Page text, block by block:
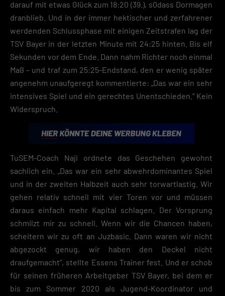
darauf mit etwas Glück zum 18:20 (39.), s0dass Dormagen
dranblieb. Und in der immer hektischer und zerfahrener
werdenden Schlussphase mit einigen Zeitstrafen lag der
TSV Bayer in der letzten Minute mit 24:25 hinten. Bis elf
Sekunden vor dem Ende. Dann nahm Richter noch einmal
Maß – und traf zum 25:25-Endstand, den er wenig später
angenehm unaufgeregt kommentierte: „Das war ein sehr
intensives Spiel und ein gerechtes Unentschieden.“ Kein
Widerspruch.
TuSEM-Coach Naji ordnete das Geschehen gewohnt
sachlich ein. „Das war ein sehr abwehrdominantes Spiel
und in der zweiten Halbzeit auch sehr torwartlastig. Wir
gehen relativ schnell mit vier Toren vor und müssen
daraus einfach mehr Kapital schlagen. Der Vorsprung
schmilzt mir zu schnell. Wenn wir die Chancen haben,
scheitern wir zu oft an Juzbasic. Dann waren wir nicht
abgezockt genug, wir haben den Deckel nicht
draufgemacht“, stellte Essens Trainer fest. Und er schob
für seinen früheren Arbeitgeber TSV Bayer, bei dem er
bis zum Sommer 2020 als Jugend-Koordinator und
Ireland Limited. Hier können personenbezogene Daten verarbeitet
(z. B. IP-Adressen). Informationen zu den Funktionen und Anbietern
Informationen über die Verwendung deiner Daten findest du in
unsererDatenschutzerklärung .
Mit dem Klick auf „Verstanden“ erklärst du dich mit der Verwendung der
Cookies einverstanden. Wir bitten dich um Verständnis, dass du ohne
Zustimmung zur Cookie-Verwendung unser Angebot nicht nutzen
Wenn du unter 16 Jahre alt bist und deine Zustimmung zu freiwilligen
Diensten geben möchtest, musst du deine Erziehungsberechtigten um
Hier finden Sie eine Übersicht über alle verwendeten Cookies. Sie
Ihre Einwilligung zu ganzen Kategorien geben oder sich weitere
auswählen.
Speichern
Zurück
Datenschutzeinstellungen
Essenziell (2)
Essenzielle Cookies ermöglichen grundlegende Funktionen und sind für die
einwandfreie Funktion der Website erforderlich.
Cookie-Informationen anzeigen
Datenschutzerklärung